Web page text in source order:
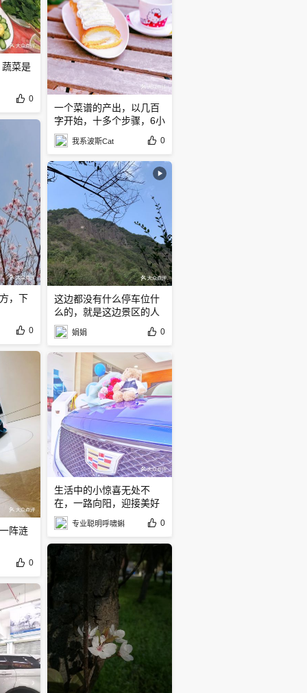
菜是
0
，下
0
阵涟
0
一个菜谱的产出，以几百
字开始，十多个步骤，6小
时制作
我系波斯Cat 0
这边都没有什么停车位什
么的，就是这边景区的人
自己要收
娟娟 0
生活中的小惊喜无处不
在，一路向阳，迎接美好
的明天
专业聪明呼啸蝌 0